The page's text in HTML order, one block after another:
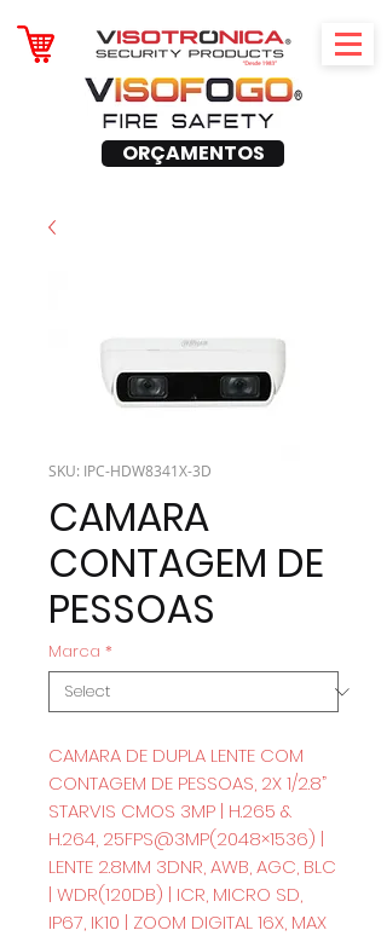
ORÇAMENTOS
SKU: IPC-HDW8341X-3D
CAMARA
CONTAGEM DE
PESSOAS
Marca *
CAMARA DE DUPLA LENTE COM
CONTAGEM DE PESSOAS, 2X 1/2.8”
STARVIS CMOS 3MP | H.265 &
H.264, 25FPS@3MP(2048×1536) |
LENTE 2.8MM 3DNR, AWB, AGC, BLC
| WDR(120DB) | ICR, MICRO SD,
IP67, IK10 | ZOOM DIGITAL 16X, MAX